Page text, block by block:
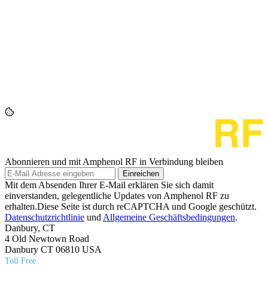
Abonnieren und mit Amphenol RF in Verbindung bleiben
Einreichen
Mit dem Absenden Ihrer E-Mail erklären Sie sich damit
einverstanden, gelegentliche Updates von Amphenol RF zu
erhalten.Diese Seite ist durch reCAPTCHA und Google geschützt.
Datenschutzrichtlinie und Allgemeine Geschäftsbedingungen.
Danbury, CT
4 Old Newtown Road
Danbury CT 06810 USA
Toll Free